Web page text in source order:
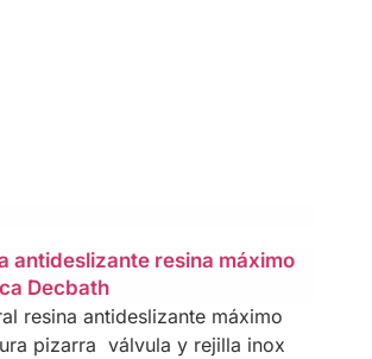
antideslizante resina máximo
Decbath
resina antideslizante máximo
pizarra válvula y rejilla inox